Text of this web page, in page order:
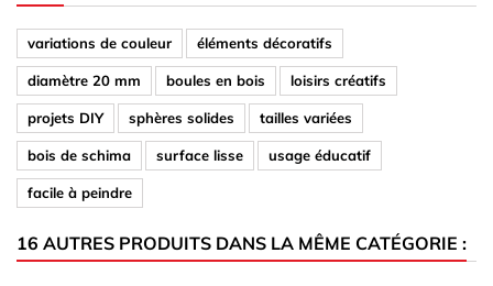
variations de couleur éléments décoratifs
diamètre 20 mm boules en bois loisirs créatifs
projets DIY sphères solides tailles variées
bois de schima surface lisse usage éducatif
facile à peindre
16 AUTRES PRODUITS DANS LA MÊME CATÉGORIE :